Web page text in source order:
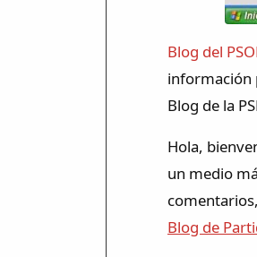
Blog del
información
Blog de la
Hola,
un medio
Blog de